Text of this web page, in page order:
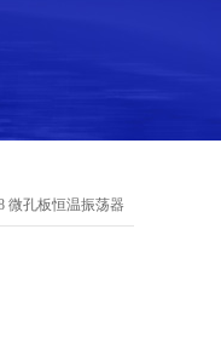
微孔板恒温振荡器